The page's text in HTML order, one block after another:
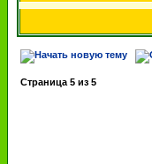
Страница 5 из 5